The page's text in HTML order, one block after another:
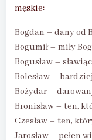
męskie:
Bogdan – dany od
Bogumił – miły
Bogusław –
Bolesław –
Bożydar –
Bronisław – ten,
Czesław – ten,
Jarosław – pełen